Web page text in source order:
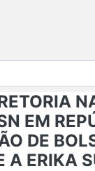
EM
DE
A ERIKA